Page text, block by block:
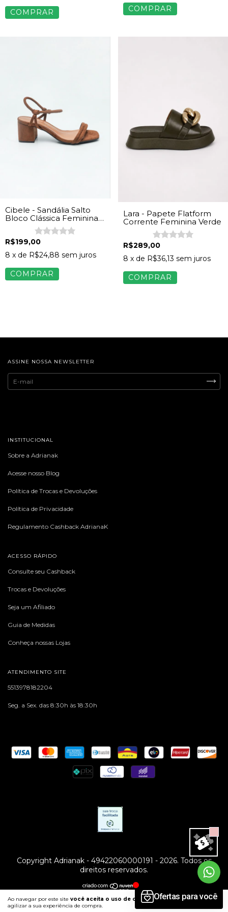
Ao navegar por este site você aceita o uso de cookiespara
agilizar a sua experiência de compra.
COMPRAR COMPRAR
Cibele - Sandália Salto
Bloco Clássica Feminina
Camurça Caramelo
R$199,00
8 x de R$24,88 sem juros
COMPRAR
Lara - Papete Flatform
Corrente Feminina Verde
R$289,00
8 x de R$36,13 sem juros
COMPRAR
ASSINE NOSSA NEWSLETTER
INSTITUCIONAL
Sobre a Adrianak
Acesse nosso Blog
Política de Trocas e Devoluções
Política de Privacidade
Regulamento Cashback AdrianaK
ACESSO RÁPIDO
Consulte seu Cashback
Trocas e Devoluções
Seja um Afiliado
Guia de Medidas
Conheça nossas Lojas
ATENDIMENTO SITE
5513978182204
Seg. a Sex. das 8:30h às 18:30h
Copyright Adrianak - 49422060000191 - 2026. Todos os
direitos reservados.